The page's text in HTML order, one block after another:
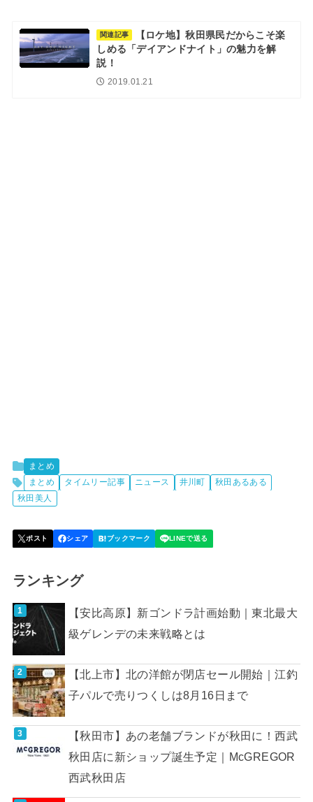
関連記事
【ロケ地】秋田県民だからこそ楽
しめる「デイアンドナイト」の魅力を解
説！
2019.01.21
まとめ
まとめ
タイムリー記事 ニュース 井川町
秋田あるある
秋田美人
ランキング
【安比高原】新ゴンドラ計画始動｜東北最大
級ゲレンデの未来戦略とは
【北上市】北の洋館が閉店セール開始｜江釣
子パルで売りつくしは8月16日まで
【秋田市】あの老舗ブランドが秋田に！西武
秋田店に新ショップ誕生予定｜McGREGOR
西武秋田店